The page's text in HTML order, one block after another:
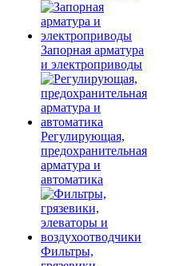
Запорная арматура
и электроприводы
Регулирующая,
предохранительная
арматура и
автоматика
Фильтры,